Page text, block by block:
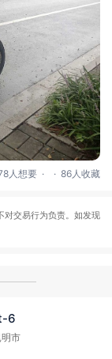
人想要 . . 86人收藏
对交易行为负责。如发现
6
市